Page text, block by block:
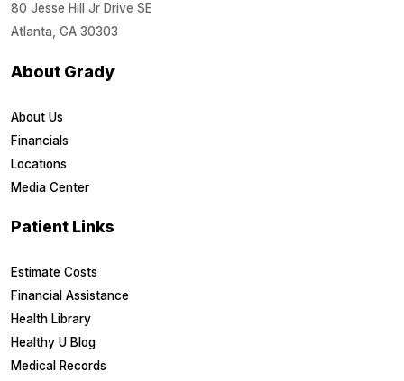
80 Jesse Hill Jr Drive SE
Atlanta, GA 30303
About Grady
About Us
Financials
Locations
Media Center
Patient Links
Estimate Costs
Financial Assistance
Health Library
Healthy U Blog
Medical Records